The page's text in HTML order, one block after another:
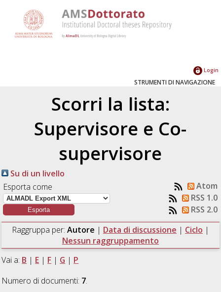
Login
STRUMENTI DI NAVIGAZIONE
Scorri la lista:
Supervisore e Co-
supervisore
Su di un livello
Esporta come
Atom
RSS 1.0
RSS 2.0
Raggruppa per: Autore | Data di discussione | Ciclo |
Nessun raggruppamento
Vai a: B | E | F | G | P
Numero di documenti: 7.